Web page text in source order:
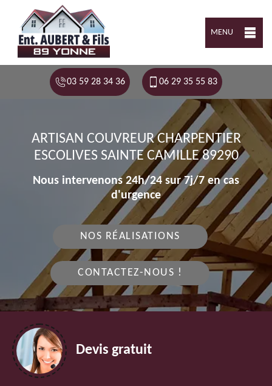
MENU
03 59 28 34 36 06 29 35 55 83
ARTISAN COUVREUR CHARPENTIER
ESCOLIVES SAINTE CAMILLE 89290
Nous intervenons 24h/24 sur 7j/7 en cas
d'urgence
NOS RÉALISATIONS
CONTACTEZ-NOUS !
Devis gratuit